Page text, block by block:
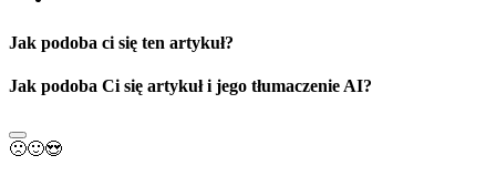
Jak podoba ci się ten artykuł?
Jak podoba Ci się artykuł i jego tłumaczenie AI?
🙁🙂😍